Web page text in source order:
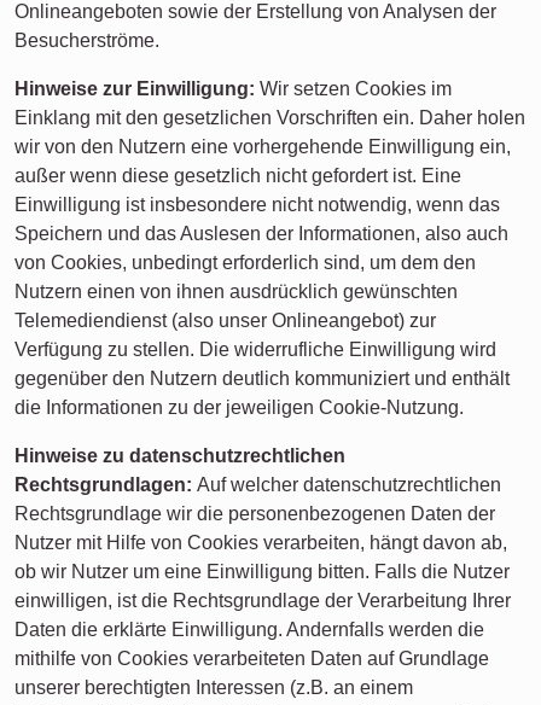
Onlineangeboten sowie der Erstellung von Analysen der
Besucherströme.
Hinweise zur Einwilligung: Wir setzen Cookies im
Einklang mit den gesetzlichen Vorschriften ein. Daher holen
wir von den Nutzern eine vorhergehende Einwilligung ein,
außer wenn diese gesetzlich nicht gefordert ist. Eine
Einwilligung ist insbesondere nicht notwendig, wenn das
Speichern und das Auslesen der Informationen, also auch
von Cookies, unbedingt erforderlich sind, um dem den
Nutzern einen von ihnen ausdrücklich gewünschten
Telemediendienst (also unser Onlineangebot) zur
Verfügung zu stellen. Die widerrufliche Einwilligung wird
gegenüber den Nutzern deutlich kommuniziert und enthält
die Informationen zu der jeweiligen Cookie-Nutzung.
Hinweise zu datenschutzrechtlichen
Rechtsgrundlagen: Auf welcher datenschutzrechtlichen
Rechtsgrundlage wir die personenbezogenen Daten der
Nutzer mit Hilfe von Cookies verarbeiten, hängt davon ab,
ob wir Nutzer um eine Einwilligung bitten. Falls die Nutzer
einwilligen, ist die Rechtsgrundlage der Verarbeitung Ihrer
Daten die erklärte Einwilligung. Andernfalls werden die
mithilfe von Cookies verarbeiteten Daten auf Grundlage
unserer berechtigten Interessen (z.B. an einem